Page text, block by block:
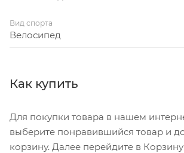
Передняя втулка: SHIMANO HB-
Задняя втулка: SHIMANO FH-TC500-
Передний тормоз: SHIMANO GRX
disc brake
Вид спорта
Велосипед
Как купить
Для покупки товара в нашем
выберите понравившийся товар и
корзину. Далее перейдите в